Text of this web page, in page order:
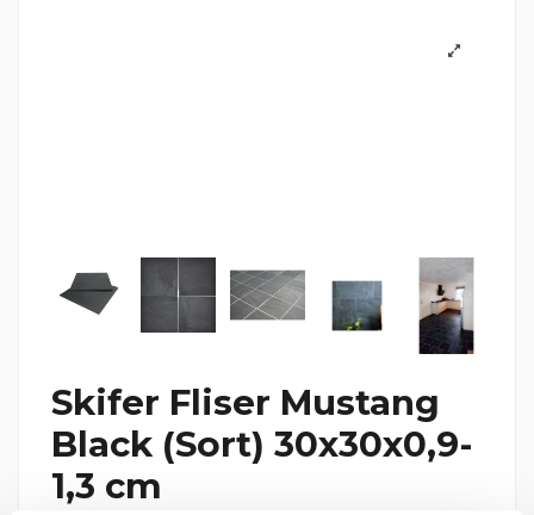
Skifer Fliser Mustang
Black (Sort) 30x30x0,9-
1,3 cm